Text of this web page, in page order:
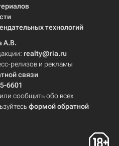
технологий
А.В.
realty@ria.ru
релизов и рекламы
связи
6601
сообщить обо всех
формой обратной